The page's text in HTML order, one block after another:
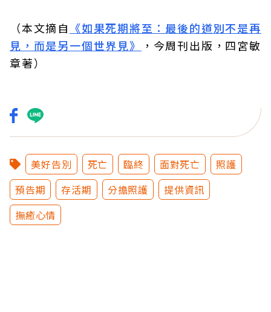
（本文摘自 《如果死期將至：最後的道別不是再
見，而是另一個世界見》
，今周刊出版，四宮敏
章著）
美好告別 死亡 臨終 面對死亡
照護
預告期
存活期 分擔照護
提供資訊
撫癒心情